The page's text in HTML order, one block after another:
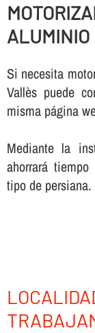
Si necesita
Vallès puede
misma página
Mediante la
ahorrará
tipo de persiana.